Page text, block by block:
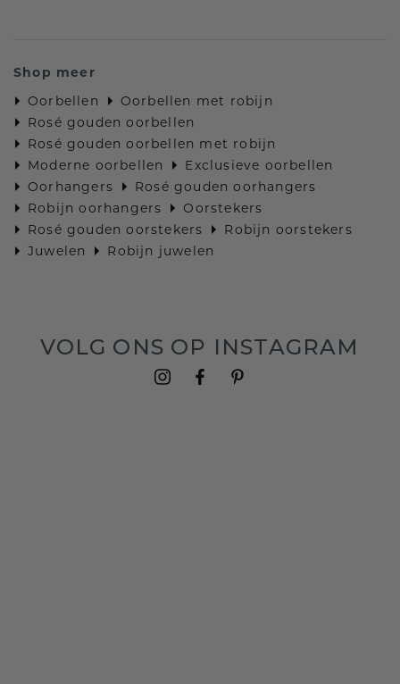
Shop meer
Oorbellen
Oorbellen met robijn
Rosé gouden oorbellen
Rosé gouden oorbellen met robijn
Moderne oorbellen
Exclusieve oorbellen
Oorhangers
Rosé gouden oorhangers
Robijn oorhangers
Oorstekers
Rosé gouden oorstekers
Robijn oorstekers
Juwelen
Robijn juwelen
VOLG ONS OP INSTAGRAM